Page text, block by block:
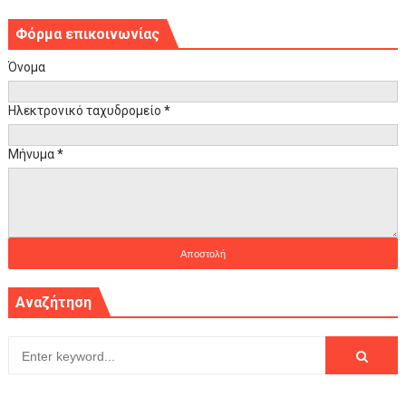
Φόρμα επικοινωνίας
Όνομα
Ηλεκτρονικό ταχυδρομείο *
Μήνυμα*
Αναζήτηση